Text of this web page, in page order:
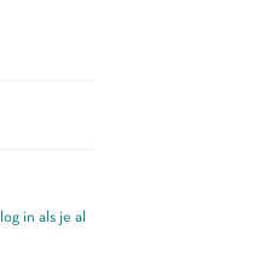
log in als je al